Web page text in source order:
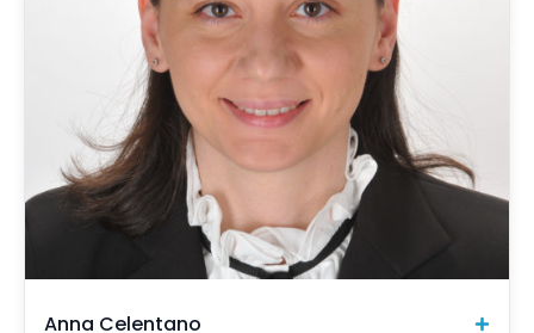
Anna Celentano